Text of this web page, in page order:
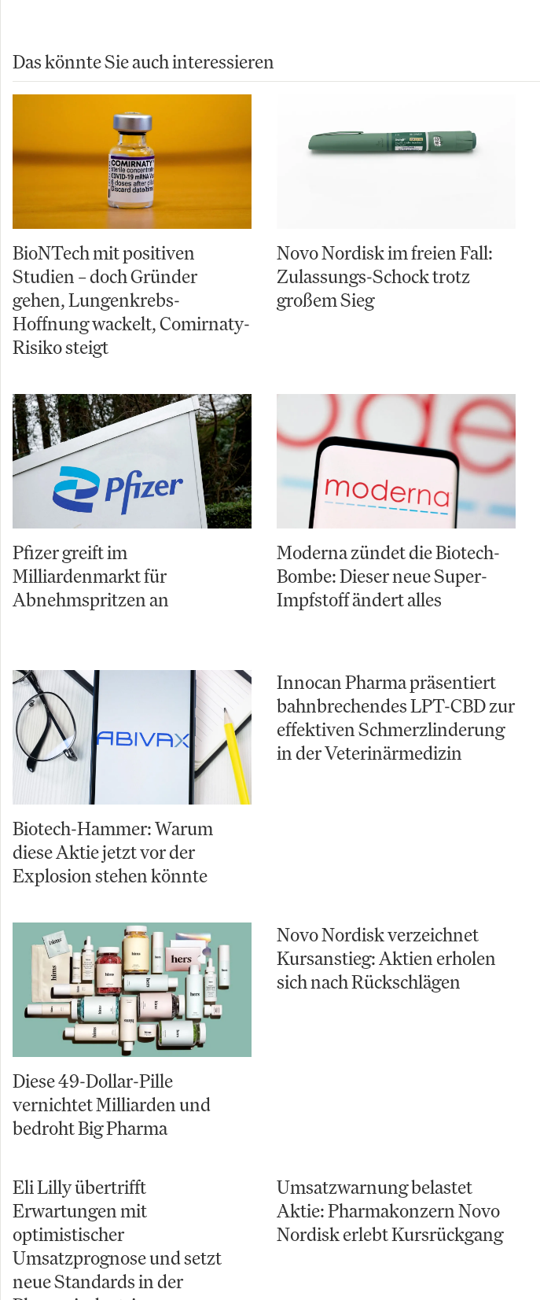
Das könnte Sie auch interessieren
BioNTech mit positiven
Studien – doch Gründer
gehen, Lungenkrebs-
Hoffnung wackelt, Comirnaty-
Risiko steigt
Novo Nordisk im freien Fall:
Zulassungs-Schock trotz
großem Sieg
Pfizer greift im
Milliardenmarkt für
Abnehmspritzen an
Moderna zündet die Biotech-
Bombe: Dieser neue Super-
Impfstoff ändert alles
Biotech-Hammer: Warum
diese Aktie jetzt vor der
Explosion stehen könnte
Innocan Pharma präsentiert
bahnbrechendes LPT-CBD zur
effektiven Schmerzlinderung
in der Veterinärmedizin
Diese 49-Dollar-Pille
vernichtet Milliarden und
bedroht Big Pharma
Novo Nordisk verzeichnet
Kursanstieg: Aktien erholen
sich nach Rückschlägen
Eli Lilly übertrifft
Erwartungen mit
optimistischer
Umsatzprognose und setzt
neue Standards in der
Umsatzwarnung belastet
Aktie: Pharmakonzern Novo
Nordisk erlebt Kursrückgang